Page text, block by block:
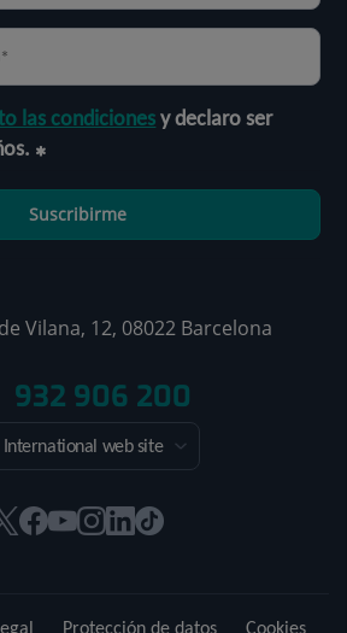
las condicionesy declaro ser
Suscribirme
Vilana, 12, 08022 Barcelona
932 906 200
International web site
EsteEsteEsteEsteEsteEnlace
Protección de datos Cookies